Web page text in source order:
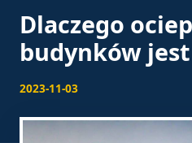
Dlaczego
budynków
2023-11-03